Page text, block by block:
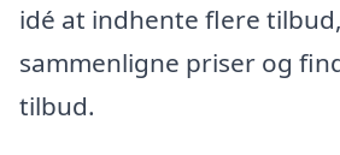
idé at indhente flere
sammenligne priser og
tilbud.